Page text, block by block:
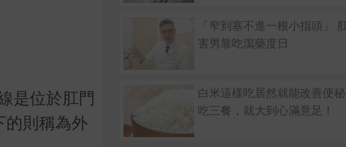
是位於肛門
的則稱為外
「窄到塞不進一根小指頭」
害男靠吃瀉藥度日
白米這樣吃居然就能改善便
吃三餐，就大到心滿意足！